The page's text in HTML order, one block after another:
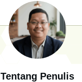
Tentang Penulis